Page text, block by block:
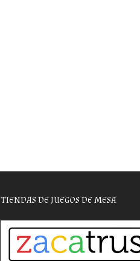
TIENDAS DE JUEGOS DE MESA